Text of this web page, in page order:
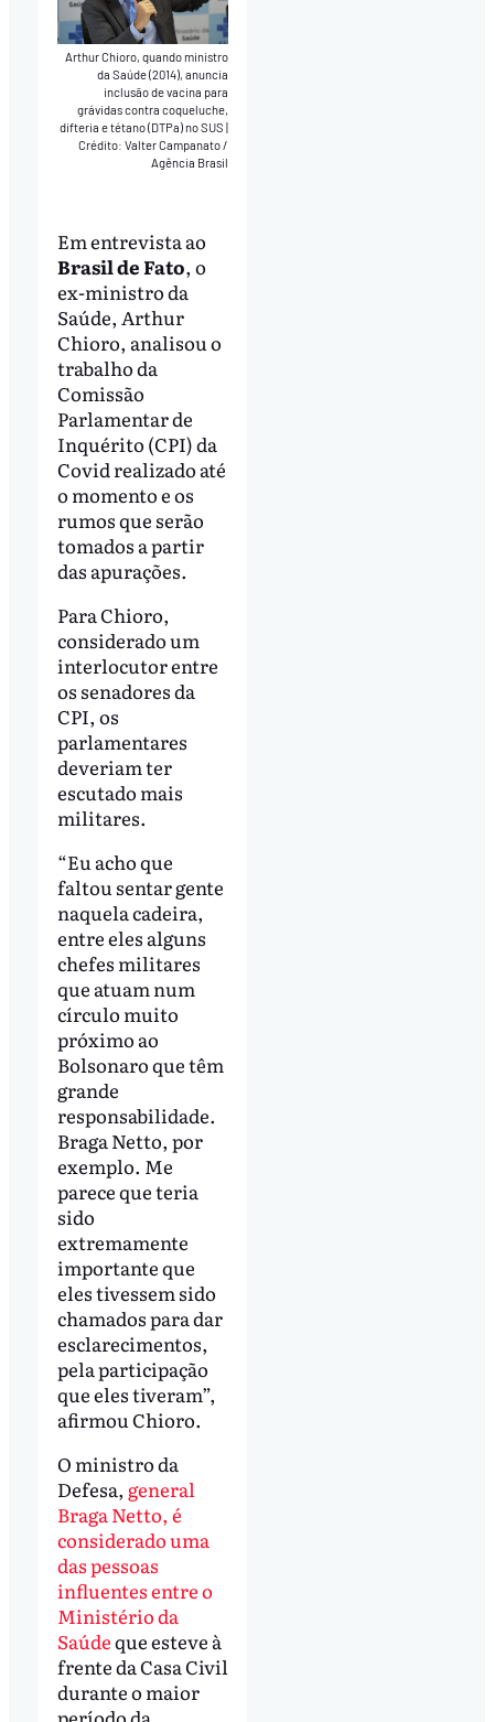
Arthur Chioro, quando ministro
da Saúde (2014), anuncia
inclusão de vacina para
grávidas contra coqueluche,
difteria e tétano (DTPa) no SUS
Crédito: Valter Campanato /
Agência Brasil
Em entrevista ao
Brasil de Fato, o
ex-ministro da
Saúde, Arthur
Chioro, analisou o
trabalho da
Comissão
Parlamentar de
Inquérito (CPI) da
Covid realizado até
o momento e os
rumos que serão
tomados a partir
das apurações.
Para Chioro,
considerado um
interlocutor entre
os senadores da
CPI, os
parlamentares
deveriam ter
escutado mais
militares.
“Eu acho que
faltou sentar gente
naquela cadeira,
entre eles alguns
chefes militares
que atuam num
círculo muito
próximo ao
Bolsonaro que têm
grande
responsabilidade.
Braga Netto, por
exemplo. Me
parece que teria
sido
extremamente
importante que
eles tivessem sido
chamados para dar
esclarecimentos,
pela participação
que eles tiveram”,
afirmou Chioro.
O ministro da
Defesa, general
Braga Netto, é
considerado uma
das pessoas
influentes entre o
Ministério da
Saúdeque esteve à
frente da Casa Civil
durante o maior